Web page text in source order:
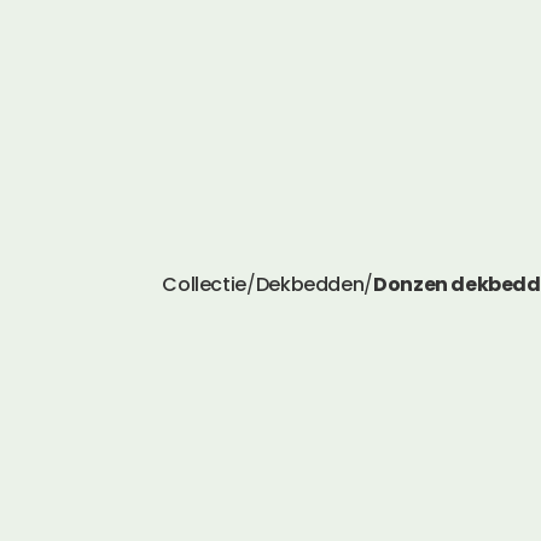
Collectie/Dekbedden/Donzen